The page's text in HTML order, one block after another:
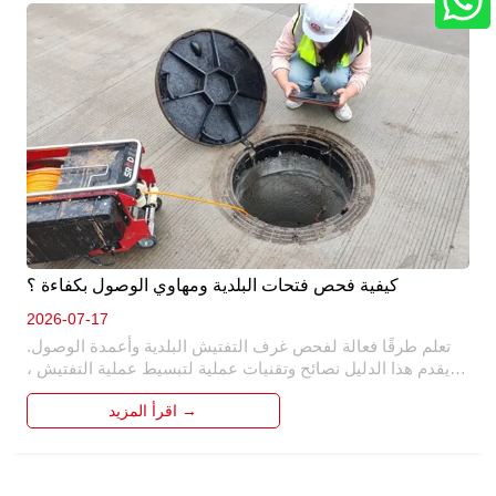
كيفية فحص فتحات البلدية ومهاوي الوصول بكفاءة ؟
2026-07-17
تعلم طرقًا فعالة لفحص غرف التفتيش البلدية وأعمدة الوصول.
يقدم هذا الدليل نصائح وتقنيات عملية لتبسيط عملية التفتيش ،
وضمان السلامة والدقة. اكتشف كيفية تحديد المشكلات المحتملة
وإجراء فحوصات شاملة ، مما يوفر الوقت والموارد في صيانة
البنية التحتية البلدية.
اقرأ المزيد →